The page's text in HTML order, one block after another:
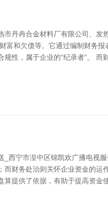
丹冉合金材料厂有限公司、
和欠债等。它通过编制财务
性，属于企业的“纪录者”。
西宁市湟中区锦凯欢广播电视
财务处治则关怀企业资金的
提供了依据，有助于提高资